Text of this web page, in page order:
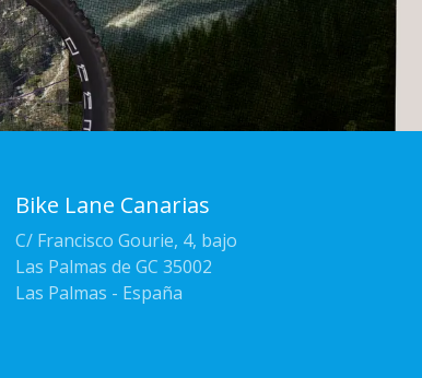
Bike Lane Canarias
C/ Francisco Gourie, 4, bajo
Las Palmas de GC 35002
Las Palmas - España